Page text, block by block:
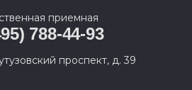
приемная
788-44-93
проспект, д. 39